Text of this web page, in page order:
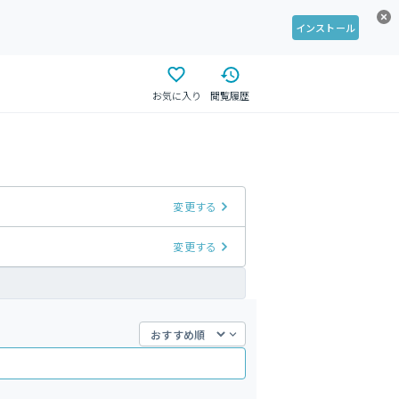
インストール
お気に入り 閲覧履歴
変更する
変更する